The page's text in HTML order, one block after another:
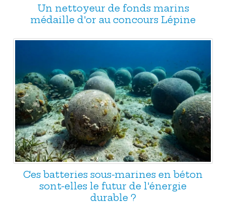
Un nettoyeur de fonds marins
médaille d'or au concours Lépine
Ces batteries sous-marines en béton
sont-elles le futur de l'énergie
durable ?